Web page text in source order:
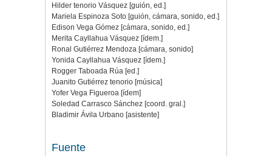
Hilder tenorio Vásquez [guión, ed.]
Mariela Espinoza Soto [guión, cámara, sonido, ed.]
Edison Vega Gómez [cámara, sonido, ed.]
Merita Cayllahua Vásquez [ídem.]
Ronal Gutiérrez Mendoza [cámara, sonido]
Yonida Cayllahua Vásquez [ídem.]
Rogger Taboada Rúa [ed.]
Juanito Gutiérrez tenorio [música]
Yofer Vega Figueroa [ídem]
Soledad Carrasco Sánchez [coord. gral.]
Bladimir Ávila Urbano [asistente]
Fuente